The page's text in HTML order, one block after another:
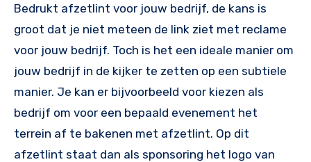
Bedrukt afzetlint voor jouw bedrijf, de kans is
groot dat je niet meteen de link ziet met reclame
voor jouw bedrijf. Toch is het een ideale manier om
jouw bedrijf in de kijker te zetten op een subtiele
manier. Je kan er bijvoorbeeld voor kiezen als
bedrijf om voor een bepaald evenement het
terrein af te bakenen met afzetlint. Op dit
afzetlint staat dan als sponsoring het logo van